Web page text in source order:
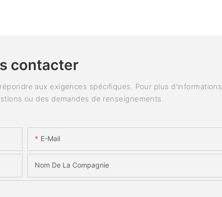
contacter
aux exigences spécifiques. Pour plus
ou des demandes de renseignements.
E-Mail
Nom De La Compagnie